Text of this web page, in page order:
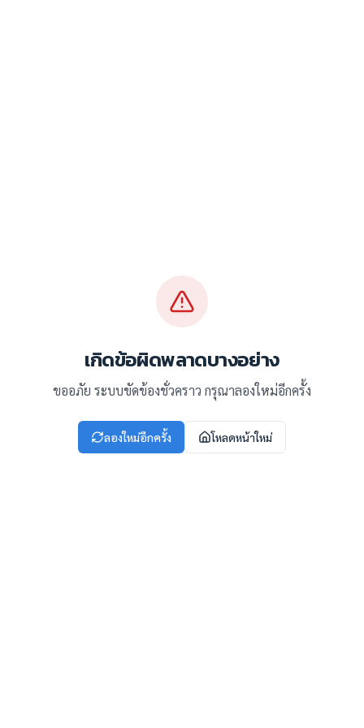
เกิดข้อผิดพลาดบางอย่าง
ขออภัย ระบบขัดข้องชั่วคราว กรุณาลองใหม่อีกครั้ง
ลองใหม่อีกครั้ง โหลดหน้าใหม่